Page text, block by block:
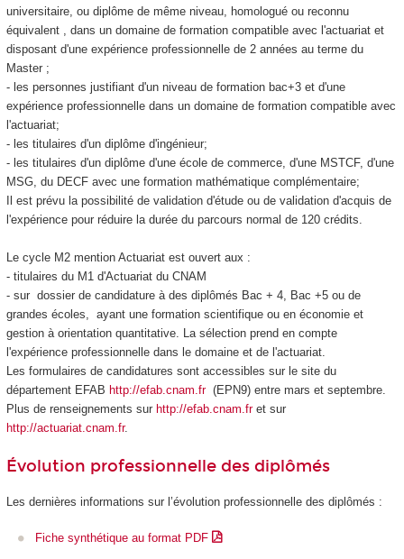
universitaire, ou diplôme de même niveau, homologué ou reconnu
équivalent , dans un domaine de formation compatible avec l'actuariat et
disposant d'une expérience professionnelle de 2 années au terme du
Master ;
- les personnes justifiant d'un niveau de formation bac+3 et d'une
expérience professionnelle dans un domaine de formation compatible avec
l'actuariat;
- les titulaires d'un diplôme d'ingénieur;
- les titulaires d'un diplôme d'une école de commerce, d'une MSTCF, d'une
MSG, du DECF avec une formation mathématique complémentaire;
Il est prévu la possibilité de validation d'étude ou de validation d'acquis de
l'expérience pour réduire la durée du parcours normal de 120 crédits.
Le cycle M2 mention Actuariat est ouvert aux :
- titulaires du M1 d'Actuariat du CNAM
- sur dossier de candidature à des diplômés Bac + 4, Bac +5 ou de
grandes écoles, ayant une formation scientifique ou en économie et
gestion à orientation quantitative. La sélection prend en compte
l'expérience professionnelle dans le domaine et de l'actuariat.
Les formulaires de candidatures sont accessibles sur le site du
département EFAB http://efab.cnam.fr(EPN9) entre mars et septembre.
Plus de renseignements sur http://efab.cnam.fret sur
http://actuariat.cnam.fr.
Évolution professionnelle des diplômés
Les dernières informations sur l’évolution professionnelle des diplômés :
Fiche synthétique au format PDF